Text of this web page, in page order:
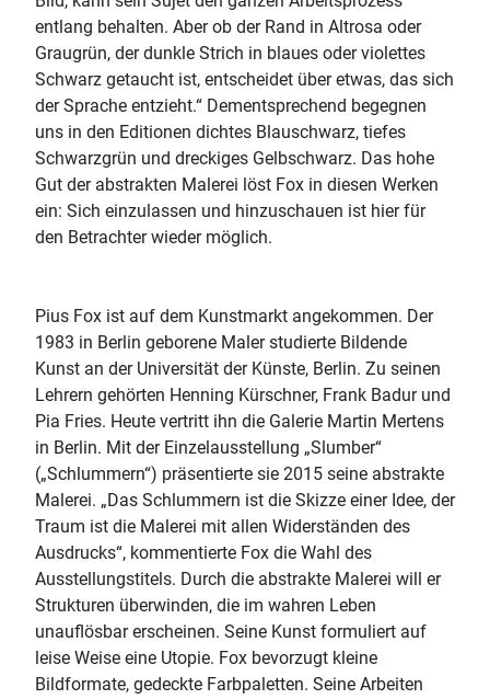
entlang behalten. Aber ob der Rand in Altrosa oder
Graugrün, der dunkle Strich in blaues oder violettes
Schwarz getaucht ist, entscheidet über etwas, das sich
der Sprache entzieht.“ Dementsprechend begegnen
uns in den Editionen dichtes Blauschwarz, tiefes
Schwarzgrün und dreckiges Gelbschwarz. Das hohe
Gut der abstrakten Malerei löst Fox in diesen Werken
ein: Sich einzulassen und hinzuschauen ist hier für
den Betrachter wieder möglich.
Pius Fox ist auf dem Kunstmarkt angekommen. Der
1983 in Berlin geborene Maler studierte Bildende
Kunst an der Universität der Künste, Berlin. Zu seinen
Lehrern gehörten Henning Kürschner, Frank Badur und
Pia Fries. Heute vertritt ihn die Galerie Martin Mertens
in Berlin. Mit der Einzelausstellung „Slumber“
(„Schlummern“) präsentierte sie 2015 seine abstrakte
Malerei. „Das Schlummern ist die Skizze einer Idee, der
Traum ist die Malerei mit allen Widerständen des
Ausdrucks“, kommentierte Fox die Wahl des
Ausstellungstitels. Durch die abstrakte Malerei will er
Strukturen überwinden, die im wahren Leben
unauflösbar erscheinen. Seine Kunst formuliert auf
leise Weise eine Utopie. Fox bevorzugt kleine
Bildformate, gedeckte Farbpaletten. Seine Arbeiten